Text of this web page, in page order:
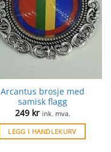
Arcantus brosje med
samisk flagg
249 kr ink. mva.
LEGG I HANDLEKURV